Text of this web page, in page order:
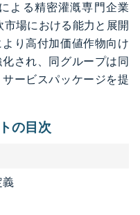
よる精密灌漑専門企業
市場における能力と展開
り高付加価値作物向け
され、同グループは同
ービスパッケージを提
の目次
義